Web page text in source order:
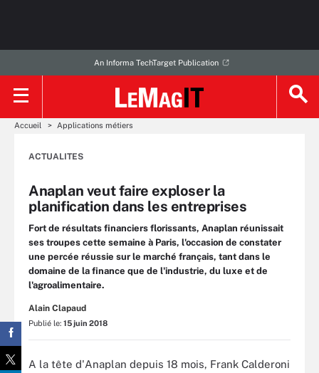
An Informa TechTarget Publication
Accueil Applications métiers
ACTUALITES
Anaplan veut faire exploser la
planification dans les entreprises
Fort de résultats financiers florissants, Anaplan réunissait
ses troupes cette semaine à Paris, l'occasion de constater
une percée réussie sur le marché français, tant dans le
domaine de la finance que de l'industrie, du luxe et de
l'agroalimentaire.
Alain Clapaud
Publié le: 15 juin 2018
A la tête d'Anaplan depuis 18 mois, Frank Calderoni